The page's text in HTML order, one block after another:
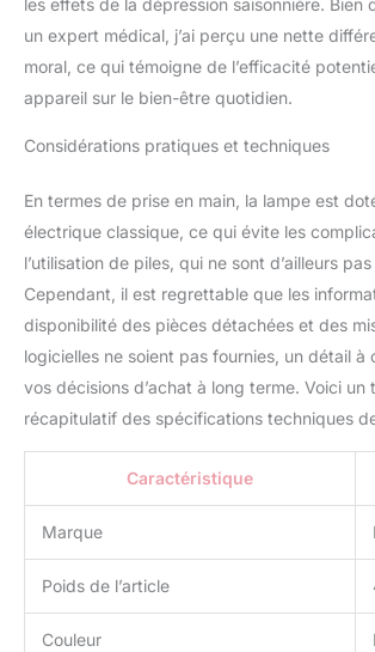
les effets de la dépression saisonnière. Bien
un expert médical, j’ai perçu une nette
moral, ce qui témoigne de l’efficacité
appareil sur le bien-être quotidien.
Considérations pratiques et techniques
En termes de prise en main, la lampe est
électrique classique, ce qui évite les
l’utilisation de piles, qui ne sont d’ailleurs
Cependant, il est regrettable que les
disponibilité des pièces détachées et des
logicielles ne soient pas fournies, un détail à
vos décisions d’achat à long terme. Voici un
récapitulatif des spécifications techniques
Caractéristique
Marque
Poids de l’article
Couleur